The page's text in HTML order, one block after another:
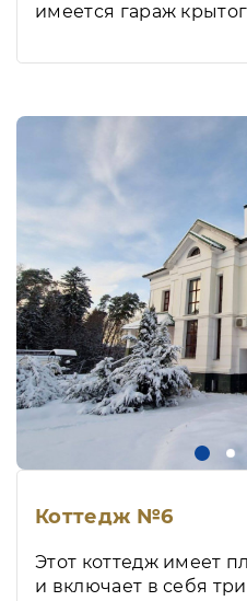
имеется гараж
Коттедж №6
Этот коттедж имеет
и включает в себя